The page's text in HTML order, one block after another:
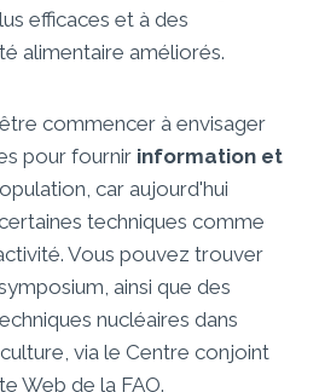
efficaces et à des
alimentaire améliorés.
commencer à envisager
pour fournir information et
car aujourd'hui
techniques comme
Vous pouvez trouver
ainsi que des
nucléaires dans
via le Centre conjoint
Web de la FAO.